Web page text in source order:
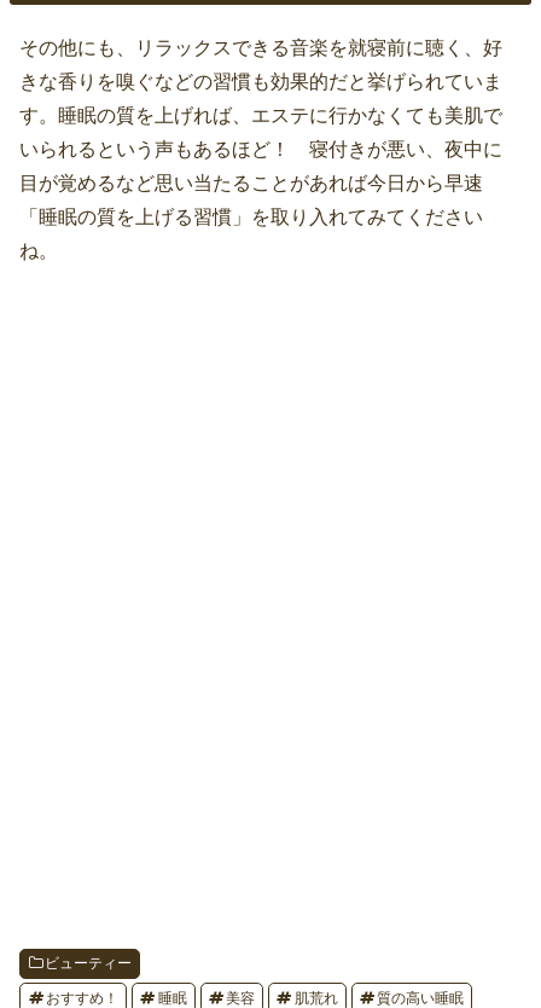
その他にも、リラックスできる音楽を就寝前に聴く、好
きな香りを嗅ぐなどの習慣も効果的だと挙げられていま
す。睡眠の質を上げれば、エステに行かなくても美肌で
いられるという声もあるほど！ 寝付きが悪い、夜中に
目が覚めるなど思い当たることがあれば今日から早速
「睡眠の質を上げる習慣」を取り入れてみてください
ね。
ビューティー
おすすめ！ 睡眠 美容 肌荒れ 質の高い睡眠